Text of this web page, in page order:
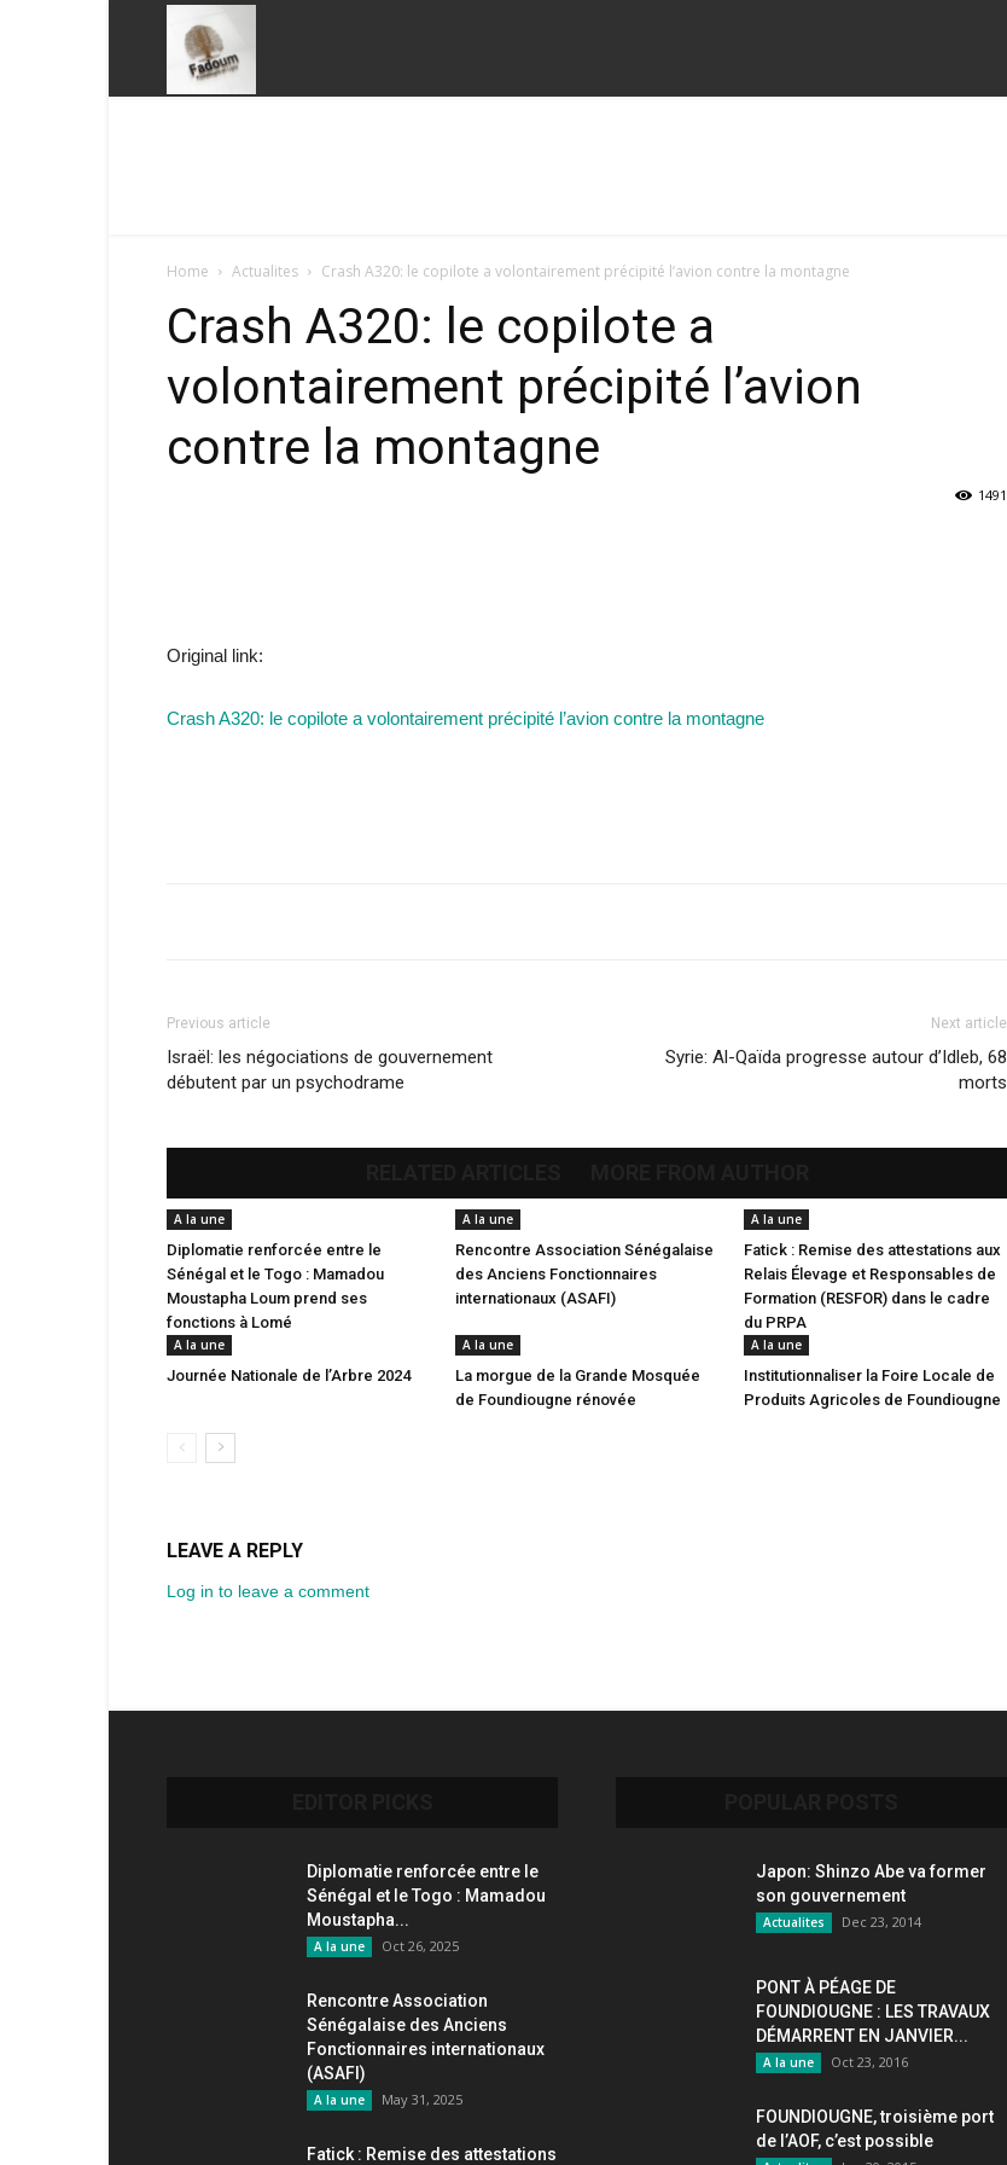
Home Actualites Crash A320: le copilote a volontairement précipité l’avion contre la montagne
Crash A320: le copilote a
volontairement précipité l’avion
contre la montagne
1491
Original link:
Crash A320: le copilote a volontairement précipité l’avion contre la montagne
Previous article
Israël: les négociations de gouvernement
débutent par un psychodrame
Next article
Syrie: Al-Qaïda progresse autour d’Idleb, 68
morts
A la une
Diplomatie renforcée entre le
Sénégal et le Togo : Mamadou
Moustapha Loum prend ses
fonctions à Lomé
A la une
Rencontre Association Sénégalaise
des Anciens Fonctionnaires
internationaux (ASAFI)
A la une
Fatick : Remise des attestations aux
Relais Élevage et Responsables de
Formation (RESFOR) dans le cadre
du PRPA
A la une
Journée Nationale de l’Arbre 2024
A la une
La morgue de la Grande Mosquée
de Foundiougne rénovée
A la une
Institutionnaliser la Foire Locale de
Produits Agricoles de Foundiougne
LEAVE A REPLY
Log in to leave a comment
Diplomatie renforcée entre le
Sénégal et le Togo : Mamadou
Moustapha...
A la une Oct 26, 2025
Rencontre Association
Sénégalaise des Anciens
Fonctionnaires internationaux
(ASAFI)
A la une May 31, 2025
Fatick : Remise des attestations
Japon: Shinzo Abe va former
son gouvernement
Actualites Dec 23, 2014
PONT À PÉAGE DE
FOUNDIOUGNE : LES TRAVAUX
DÉMARRENT EN JANVIER...
A la une Oct 23, 2016
FOUNDIOUGNE, troisième port
de l’AOF, c’est possible